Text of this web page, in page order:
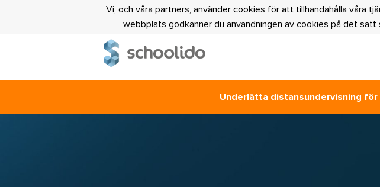
Vi, och våra partners, använder cookies för att tillhandahålla våra
webbplats godkänner du användningen av cookies på det
Underlätta distansundervisning